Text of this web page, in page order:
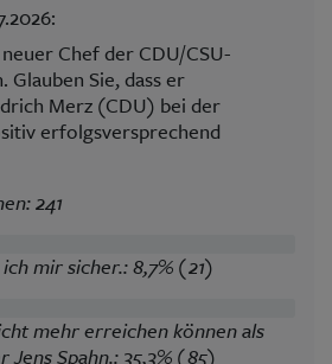
Chef der CDU/CSU-
Glauben Sie, dass er
Merz (CDU) bei der
erfolgsversprechend
241
mir sicher.: 8,7% (21)
mehr erreichen können als
Jens Spahn.: 35,3% (85)